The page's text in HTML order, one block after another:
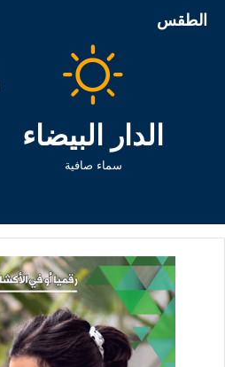
الطقس
الدار البيضاء
سماء صافية